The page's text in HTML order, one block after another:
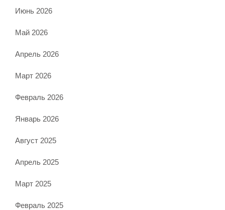
Июнь 2026
Май 2026
Апрель 2026
Март 2026
Февраль 2026
Январь 2026
Август 2025
Апрель 2025
Март 2025
Февраль 2025